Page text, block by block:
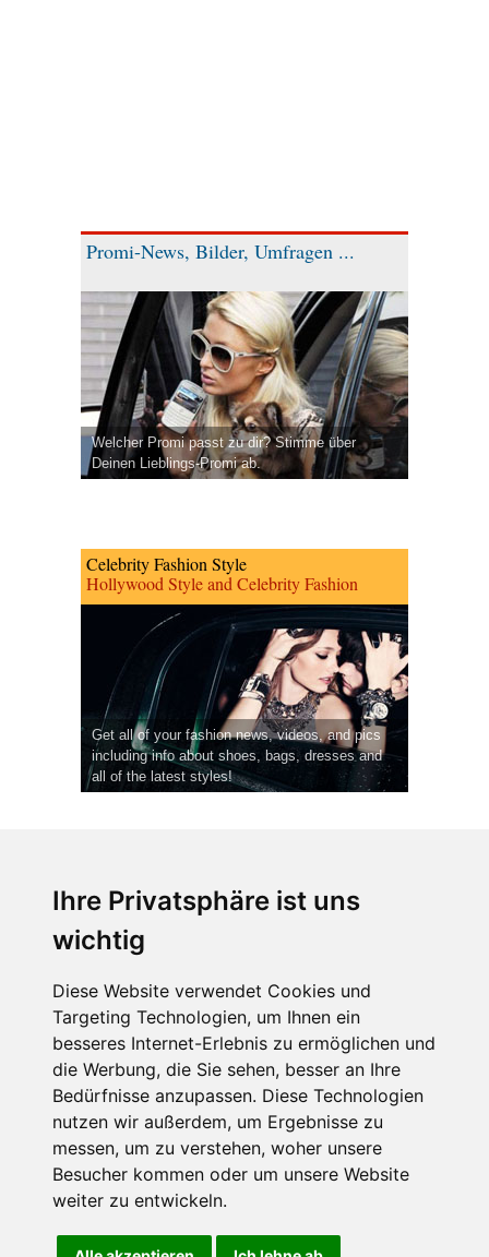
Ihre Privatsphäre ist uns
wichtig
Diese Website verwendet Cookies und
Targeting Technologien, um Ihnen ein
besseres Internet-Erlebnis zu ermöglichen und
die Werbung, die Sie sehen, besser an Ihre
Bedürfnisse anzupassen. Diese Technologien
nutzen wir außerdem, um Ergebnisse zu
messen, um zu verstehen, woher unsere
Besucher kommen oder um unsere Website
weiter zu entwickeln.
Promi-News, Bilder, Umfragen ...
Welcher Promi passt zu dir? Stimme über
Deinen Lieblings-Promi ab.
Celebrity Fashion Style
Hollywood Style and Celebrity Fashion
Get all of your fashion news, videos, and pics
including info about shoes, bags, dresses and
all of the latest styles!
CPost.org© 2013-2023 The Celebrity Post.
Terms of Use Privacy | Cookies Policy( Einstellungen ändern
About Us
Advertising
Contact Us
YouTube